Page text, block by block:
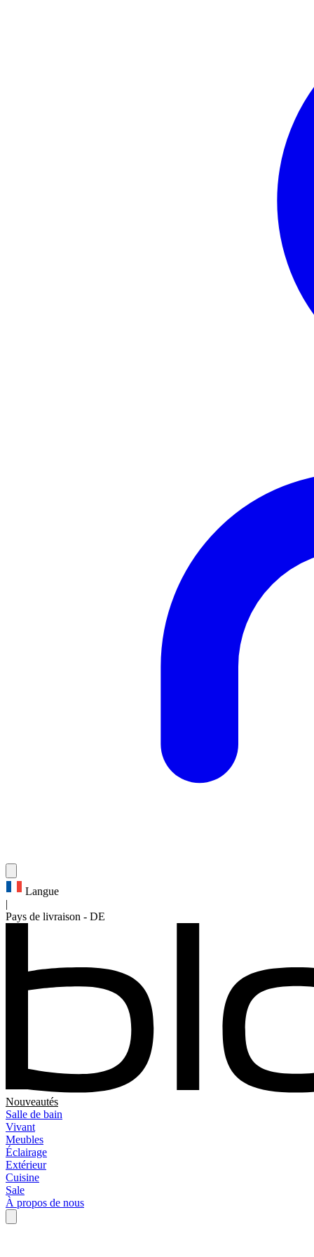
Langue
Pays de livraison - DE
Nouveautés
Salle de bain
Vivant
Meubles
Éclairage
Extérieur
Cuisine
Sale
À propos de nous